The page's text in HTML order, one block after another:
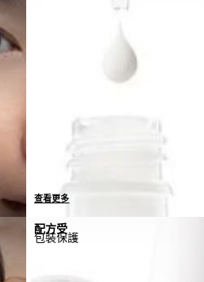
查看更多
我們與皮膚科醫生和毒理學
家合作研發產品，當中僅蘊
配方受
包裝保護